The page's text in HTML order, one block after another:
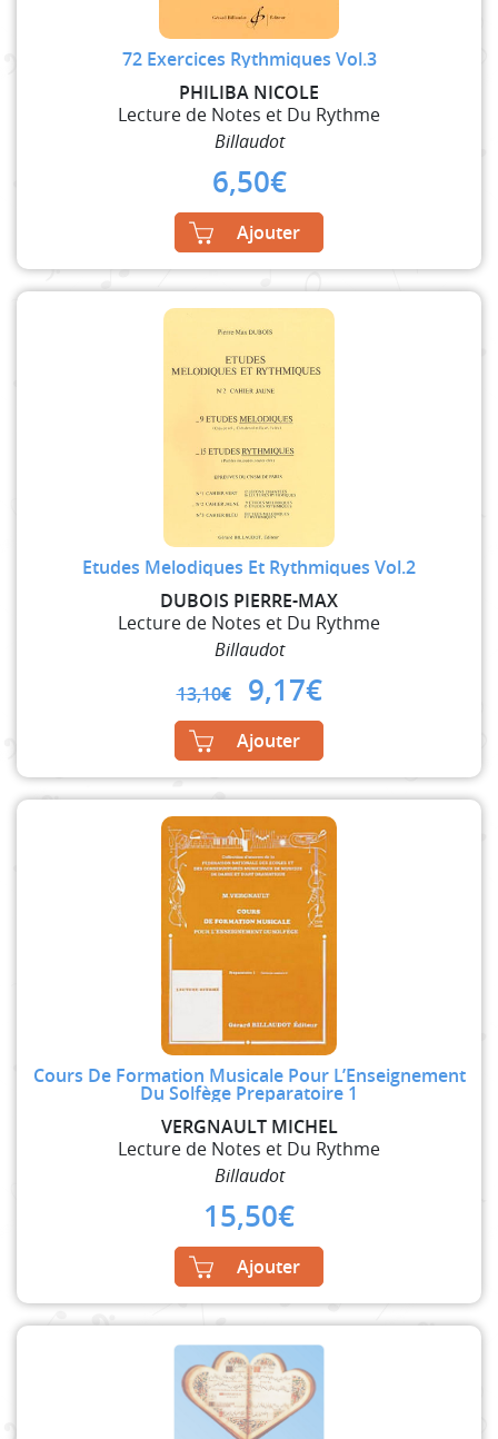
72 Exercices Rythmiques Vol.3
PHILIBA NICOLE
Lecture de Notes et Du Rythme
Billaudot
6,50€
Ajouter
Etudes Melodiques Et Rythmiques Vol.2
DUBOIS PIERRE-MAX
Lecture de Notes et Du Rythme
Billaudot
13,10€ Original
price
was:
13,10€.
9,17€Current
price
9,17€.
Ajouter
Cours De Formation Musicale Pour L’Enseignement
Du Solfège Preparatoire 1
VERGNAULT MICHEL
Lecture de Notes et Du Rythme
Billaudot
15,50€
Ajouter